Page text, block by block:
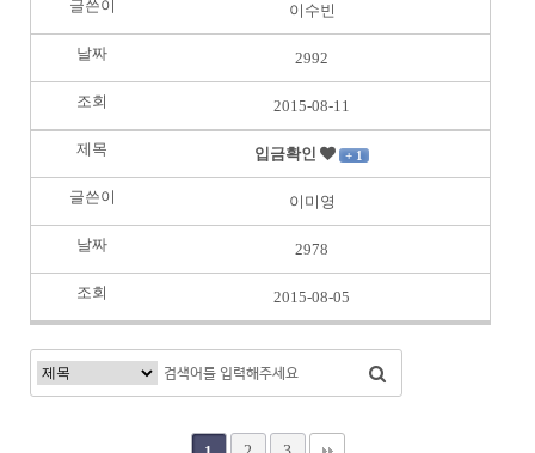
이수빈
2992
2015-08-11
입금확인 + 1
이미영
2978
2015-08-05